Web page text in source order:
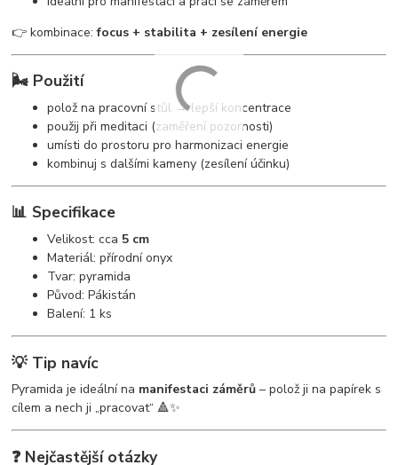
👉 kombinace:focus + stabilita + zesílení energie
🌬️ Použití
polož na pracovní stůl → lepší koncentrace
použij při meditaci (zaměření pozornosti)
umísti do prostoru pro harmonizaci energie
kombinuj s dalšími kameny (zesílení účinku)
📊 Specifikace
Velikost: cca 5 cm
Materiál: přírodní onyx
Tvar: pyramida
Původ: Pákistán
Balení: 1 ks
💡 Tip navíc
Pyramida je ideální na manifestaci záměrů – polož ji na papírek s
cílem a nech ji „pracovat“ 🔺✨
❓ Nejčastější otázky